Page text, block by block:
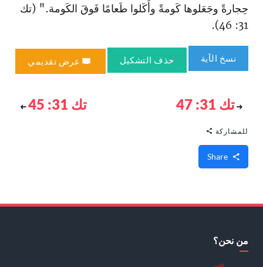
حِجارةً وجَعَلوها كَومةً وأَكَلوا طَعامًا فَوقَ الكَومة." (تك
31: 46).
نسخ الآية حذف التشكيل عرض تقديمي
تك 31: 47 تك 31: 45
للمشاركة
من نحن؟